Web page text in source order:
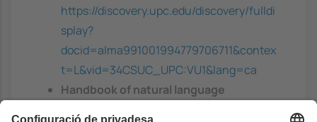
https://discovery.upc.edu/discovery/fulldi
splay?
docid=alma991001994779706711&contex
t=L&vid=34CSUC_UPC:VU1&lang=ca
Handbook of natural language